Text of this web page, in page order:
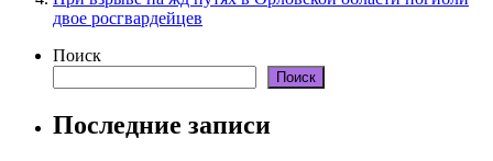
двое росгвардейцев
Поиск
Поиск
Последние записи